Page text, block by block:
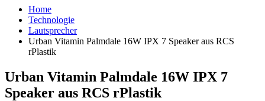
Home
Technologie
Lautsprecher
Urban Vitamin Palmdale 16W IPX 7 Speaker aus RCS
rPlastik
Urban Vitamin Palmdale 16W IPX 7
Speaker aus RCS rPlastik